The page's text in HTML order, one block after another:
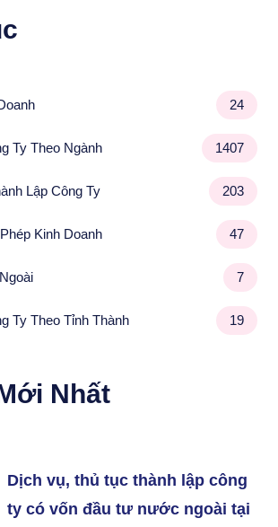
24
Ty Theo Ngành 1407
Lập Công Ty 203
Kinh Doanh 47
7
Ty Theo Tỉnh Thành 19
Nhất
Dịch vụ, thủ tục thành lập công
ty có vốn đầu tư nước ngoài tại